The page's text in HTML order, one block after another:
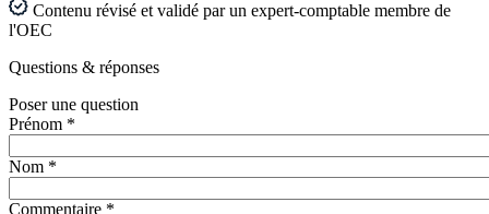
Contenu révisé et validé par un expert-comptable membre de
l'OEC
Questions & réponses
Poser une question
Prénom *
Nom *
Commentaire *